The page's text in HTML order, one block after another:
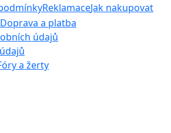
ReklamaceJak nakupovat
Doprava a platba
údajů
a žerty